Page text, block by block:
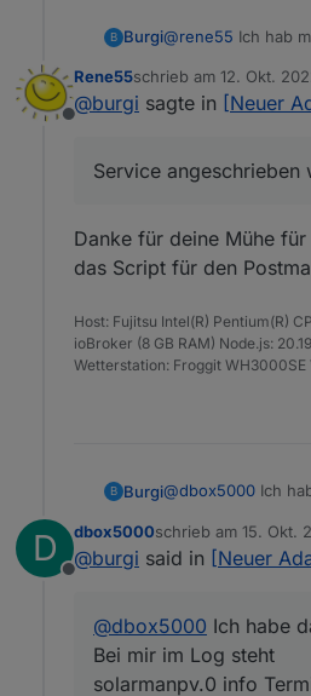
B Burgi@rene55 Ich hab
Offline
Rene55schrieb am 12. Okt.
zuletzt editiert von
@burgi sagte in [Neuer
Service angeschrieben
Danke für deine Mühe
das Script für den
Host: Fujitsu Intel(R) Pentium(R)
ioBroker (8 GB RAM) Node.js:
Wetterstation: Froggit WH3000SE
B Burgi@dbox5000 Ich
Ich hab den mi600.
Zugangsdaten sind
D
Offline
dbox5000schrieb am 15. Okt.
zuletzt editiert von
@burgi said in [Neuer
@dbox5000 Ich habe
Bei mir im Log steht
solarmanpv.0 info